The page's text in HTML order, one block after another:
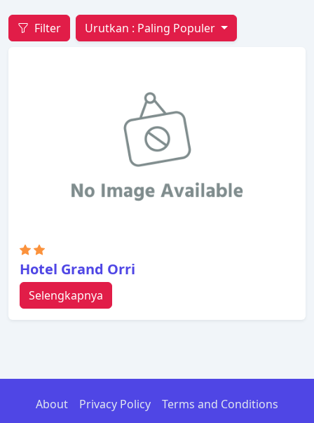
Filter Urutkan : Paling Populer
Hotel Grand Orri
Selengkapnya
About Privacy Policy Terms and Conditions